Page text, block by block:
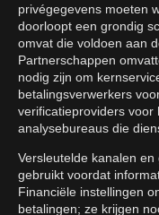
privégegevens moeten
doorloopt een grondig
omvat die voldoen aan
Partnerschappen
nodig zijn om
betalingsverwerkers
verificatieproviders
analysebureaus die
Versleutelde kanalen
gebruikt voordat
Financiële instellingen
betalingen; ze krijgen